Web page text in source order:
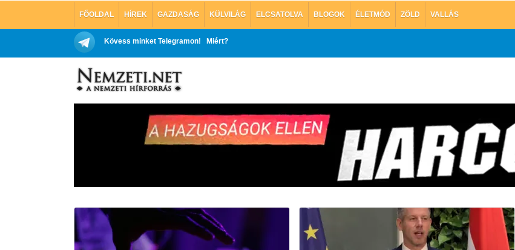
FŐOLDAL HÍREK GAZDASÁG KÜLVILÁG ELCSATOLVA BLOGOK ÉLETMÓD ZÖLD VALLÁS
Kövess minket Telegramon! Miért?